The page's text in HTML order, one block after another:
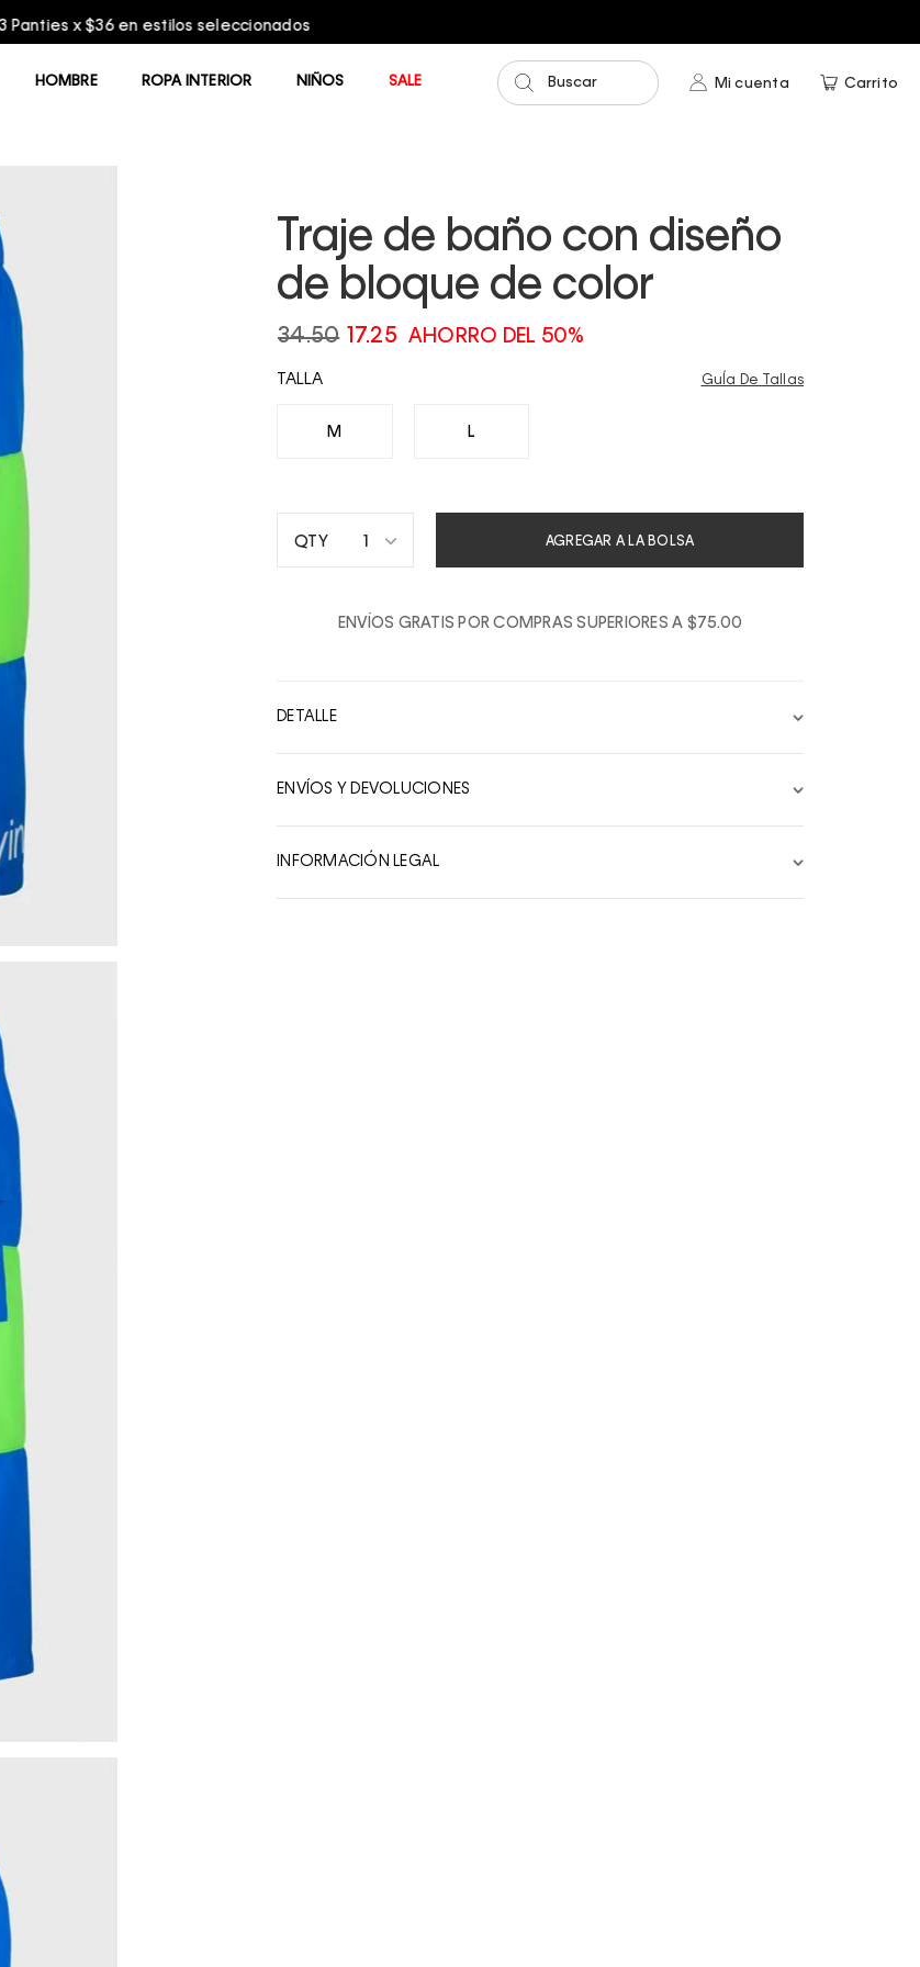
Entrega GRATIS en compras mayores a $75.00
Buscar Mi cuenta Carrito
HOMBRE ROPA INTERIOR NIÑOS SALE
Traje de baño con diseño
de bloque de color
34.50 17.25 AHORRO DEL 50%
TALLA
M L
GuÍa De Tallas
QTY 1
5
10
AGREGAR A LA BOLSA
ENVÍOS GRATIS POR COMPRAS SUPERIORES A $75.00
DETALLE
ENVÍOS Y DEVOLUCIONES
INFORMACIÓN LEGAL